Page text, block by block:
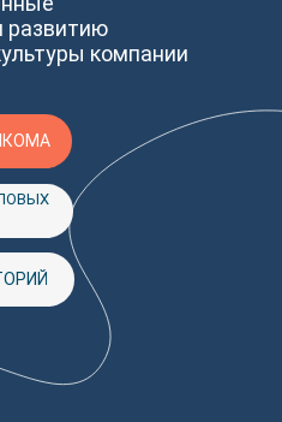
развитию
компании